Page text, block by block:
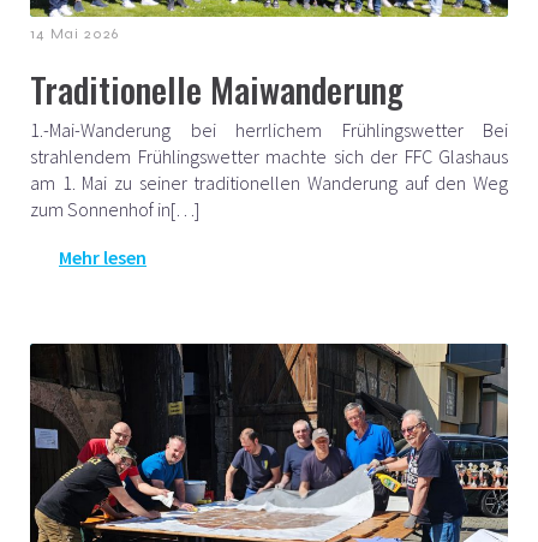
14 Mai 2026
Traditionelle Maiwanderung
1.-Mai-Wanderung bei herrlichem Frühlingswetter Bei
strahlendem Frühlingswetter machte sich der FFC Glashaus
am 1. Mai zu seiner traditionellen Wanderung auf den Weg
zum Sonnenhof in[…]
Mehr lesen